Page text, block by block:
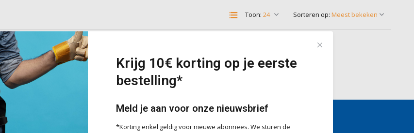
Toon: Sorteren op:
Krijg 10€ korting op je eerste
bestelling*
Meld je aan voor onze nieuwsbrief
*Korting enkel geldig voor nieuwe abonnees. We sturen de